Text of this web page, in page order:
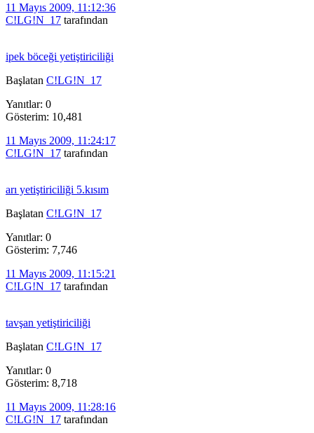
11 Mayıs 2009, 11:12:36
C!LG!N_17 tarafından
ipek böceği yetiştiriciliği
Başlatan C!LG!N_17
Yanıtlar: 0
Gösterim: 10,481
11 Mayıs 2009, 11:24:17
C!LG!N_17 tarafından
arı yetiştiriciliği 5.kısım
Başlatan C!LG!N_17
Yanıtlar: 0
Gösterim: 7,746
11 Mayıs 2009, 11:15:21
C!LG!N_17 tarafından
tavşan yetiştiriciliği
Başlatan C!LG!N_17
Yanıtlar: 0
Gösterim: 8,718
11 Mayıs 2009, 11:28:16
C!LG!N_17 tarafından